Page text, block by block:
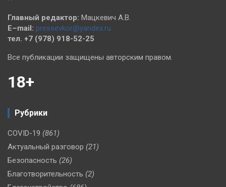
Главный редактор: Мацкевич А.В.
E–mail: pressevkor@yandex.ru
тел. +7 (978) 918-52-25
Все публикации защищены авторским правом.
18+
Рубрики
COVID-19 (861)
Актуальный разговор (21)
Безопасность (26)
Благотворительность (2)